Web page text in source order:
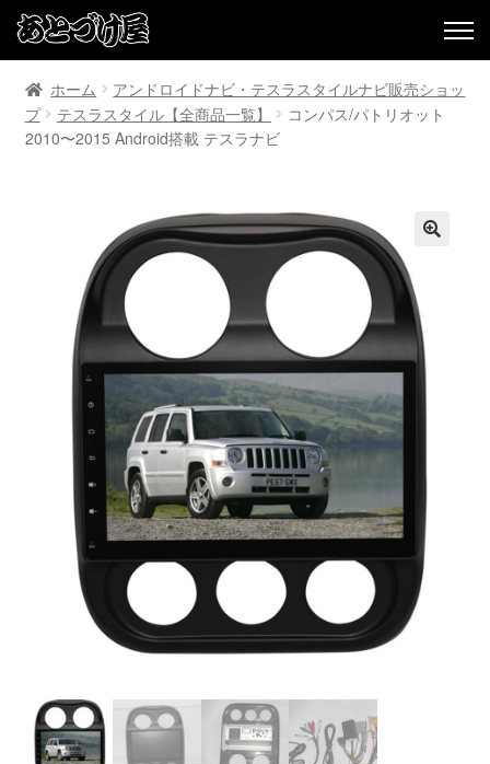
ホーム
アンドロイドナビ・テスラスタイルナビ販売ショッ
プ
テスラスタイル【全商品一覧】
コンパス/パトリオット
2010〜2015 Android搭載 テスラナビ